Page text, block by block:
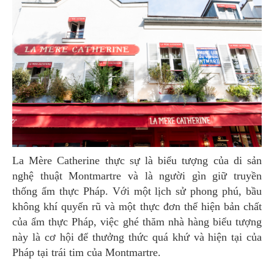
La Mère Catherine thực sự là biểu tượng của di sản
nghệ thuật Montmartre và là người gìn giữ truyền
thống ẩm thực Pháp. Với một lịch sử phong phú, bầu
không khí quyến rũ và một thực đơn thể hiện bản chất
của ẩm thực Pháp, việc ghé thăm nhà hàng biểu tượng
này là cơ hội để thưởng thức quá khứ và hiện tại của
Pháp tại trái tim của Montmartre.